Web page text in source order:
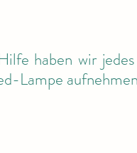
haben wir
Lampe